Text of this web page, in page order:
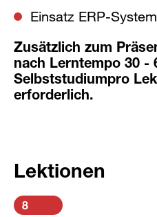
Einsatz ERP-
Zusätzlich zum
nach Lerntempo 30 -
Selbststudiumpro
erforderlich.
Lektionen
8